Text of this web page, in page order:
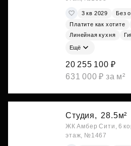
3 кв 2029
Без
Платите как хотите
Линейная кухня
Ещё
20 255 100 ₽
631 000 ₽ за м²
Студия, 28.5м²
ЖК Амбер Сити, 6
этаж, №1467